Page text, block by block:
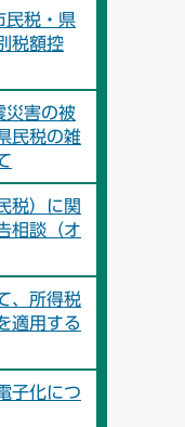
税・県
税額控
災害の被
民税の雑
税）に関
相談（オ
、所得税
適用する
子化につ